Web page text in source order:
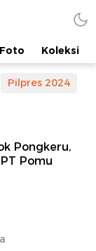
Foto Koleksi
Pilpres 2024
Pongkeru,
Pomu